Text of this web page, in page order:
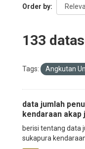
Order by
133
Tags: Angkutan
data jumlah
kendaraan akap
berisi tentang data
sukapura